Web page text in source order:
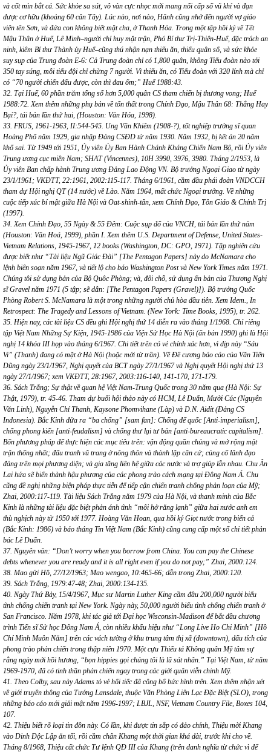
và cốt mìn bắt cá. Sức khỏe sa sút, vô vàn cực nhọc mới mang nổi cấp số vũ khí và đạn
dược cơ hữu (khoảng 60 cân Tây). Lúc nào, nơi nào, Hãnh cũng nhớ đến người vợ giáo
viên tên Sơn, và đứa con không biết mặt cha, ở Thanh Hóa. Trong một tập hồi ký về Tết
Mậu Thân ở Huế, Lê Minh–người chỉ huy mặt trận, Phó Bí thư Trị-Thiên-Huế, đặc trách an
ninh, kiêm Bí thư Thành ủy Huế–cũng thú nhận nạn thiếu ăn, thiếu quân số, và sức khỏe
suy sụp của Trung đoàn E-6: Cả Trung đoàn chỉ có 1,800 quân, không Tiểu đoàn nào tới
350 tay súng, mỗi tiểu đội chỉ chừng 7 người. Vì thiếu ăn, có Tiểu đoàn với 320 lính mà chỉ
có “70 người chiến đấu được, còn thì đau ốm;” Huế 1988:43.
32. Tại Huế, 60 phần trăm tổng số hơn 5,000 quân CS tham chiến bị thương vong; Huế
1988:72. Xem thêm những phụ bản về tổn thất trong Chính Đạo, Mậu Thân 68: Thắng Hay
Bại?, tái bản lần thứ hai, (Houston: Văn Hóa, 1998).
33. FRUS, 1961-1963, II:544-545. Ung Văn Khiêm (1908-?), tốt nghiệp trường sĩ quan
Hoàng Phố năm 1929, gia nhập Đảng CSĐD từ năm 1930. Năm 1932, bị kết án 20 năm
khổ sai. Từ 1949 tới 1951, Ủy viên Ủy Ban Hành Chánh Kháng Chiến Nam Bộ, rồi Ủy viên
Trung ương cục miền Nam; SHAT (Vincennes), 10H 3990, 3976, 3980. Tháng 2/1953, là
Ủy viên Ban chấp hành Trung ương Đảng Lao Động VN. Bộ trưởng Ngoại Giao từ ngày
23/1/1961; VKĐTT, 22:1961, 2002:115-117. Tháng 6/1961, cầm đầu phái đoàn VNDCCH
tham dự Hội nghị QT (14 nước) về Lào. Năm 1964, mất chức Ngoại trưởng. Về những
cuộc tiếp xúc bí mật giữa Hà Nội và Oat-shinh-tân, xem Chính Đạo, Tôn Giáo & Chính Trị
(1997).
34. Xem Chính Đạo, 55 Ngày & 55 Đêm: Cuộc sụp đổ của VNCH, tái bản lần thứ năm
(Houston: Văn Hoá, 1999), phần I. Xem thêm U.S. Department of Defense, United States-
Vietnam Relations, 1945-1967, 12 books (Washington, DC: GPO, 1971). Tập nghiên cứu
được biết như “Tài liệu Ngũ Giác Đài” [The Pentagon Papers] này do McNamara cho
lệnh biên soạn năm 1967, và tiết lộ cho báo Washington Post và New York Times năm 1971.
Chúng tôi sử dụng bản của Bộ Quôc Phòng; và, đôi chỗ, sử dụng ấn bản của Thương Nghị
sĩ Gravel năm 1971 (5 tập; sẽ dẫn: [The Pentagon Papers (Gravel)]). Bộ trưởng Quốc
Phòng Robert S. McNamara là một trong những người chủ hòa đầu tiên. Xem Idem., In
Retrospect: The Tragedy and Lessons of Vietnam. (New York: Time Books, 1995), tr. 262.
35. Hiện nay, các tài liệu CS đều ghi Hội nghị thứ 14 diễn ra vào tháng 1/1968. Chỉ riêng
tập Việt Nam Những Sự Kiện, 1945-1986 của Viện Sử Học Hà Nội (ấn bản 1990) ghi là Hội
nghị 14 khóa III họp vào tháng 6/1967. Chi tiết trên có vẻ chính xác hơn, vì dịp này “Sáu
Vi” (Thanh) đang có mặt ở Hà Nội (hoặc mới từ trần). Về Đề cương báo cáo của Văn Tiến
Dũng ngày 23/1/1967, Nghị quyết của BCT ngày 27/1/1967 và Nghị quyết Hội nghị thứ 13
ngày 27/1/1967; xem VKĐTT, 28:1967, 2003:116-140, 141-170, 171-179.
36. Sách Trắng; Sự thật về quan hệ Việt Nam-Trung Quốc trong 30 năm qua (Hà Nội: Sự
Thật, 1979), tr. 45-46. Tham dự buổi hội thảo này có HCM, Lê Duẩn, Mười Cúc (Nguyễn
Văn Linh), Nguyễn Chí Thanh, Kaysone Phomvihane (Làp) và D.N. Aidit (Đảng CS
Indonesia). Bắc Kinh đửa ra “ba chống” [sam fan]: Chống đế quốc [Anti-imperialism],
chống phong kiến [anti-feudalism] và chống thư lại tư bản [anti-bureaucratic capitalism].
Bốn phương pháp để thực hiện các mục tiêu trên: vận động quần chúng và mở rộng mặt
trận thống nhất; đấu tranh vũ trang ở nông thôn và thành lập căn cứ; củng cố lãnh đạo
đảng trên mọi phương diện; và gia tăng liên hệ giữa các nước và trợ giúp lẫn nhau. Chu Ân
Lai hứa sẽ biến thành hậu phương của các phong trào cách mạng tại Đông Nam Á. Chu
cũng đề nghị những biện pháp thực tiễn để tiếp cận chiến tranh chống phản loạn của Mỹ;
Zhai, 2000:117-119. Tài liệu Sách Trắng năm 1979 của Hà Nội, và thanh minh của Bắc
Kinh là những tài liệu đặc biệt phản ánh tình “môi hở răng lạnh” giữa hai nước anh em
thù nghịch này từ 1950 tới 1977. Hoàng Văn Hoan, qua hồi ký Giọt nước trong biển cả
(Bắc Kinh: 1986) và báo tháng Tin Việt Nam (Bắc Kinh) cũng cung cấp một số chi tiết phản
bác Lê Duẩn.
37. Nguyên văn: “Don’t worry when you borrow from China. You can pay the Chinese
debts whenever you are ready and it is all right even if you do not pay;” Zhai, 2000:124.
38. Mao gửi Hồ, 27/12/1963; Mao wengao, 10:465-66; dẫn trong Zhai, 2000:120.
39. Sách Trắng, 1979:47-48; Zhai, 2000:134-135.
40. Ngày Thứ Bảy, 15/4/1967, Mục sư Martin Luther King cầm đầu 200,000 người biểu
tình chống chiến tranh tại New York. Ngày này, 50,000 người biểu tình chống chiến tranh ở
San Francisco. Năm 1978, khi tác giả tới Đại học Wisconsin-Madison để bắt đầu chương
trình Tiến sĩ Sử học Đông Nam Á, còn nhiều khẩu hiệu như “Long Live Ho Chi Minh” [Hồ
Chí Minh Muôn Năm] trên các vách tường ở khu trung tâm thị xã (downtown), dấu tích của
phong trào phản chiến trong thập niên 1970. Một cựu Thiếu tá Không quân Mỹ tâm sự
rằng ngày mới hồi hương, “bọn hippies gọi chúng tôi là lũ sát nhân.” Tại Việt Nam, từ năm
1969-1970, đã có tinh thần phản chiến ngay trong các giới quân viễn chinh Mỹ.
41. Theo Colby, sau này Adams tỏ vẻ hối tiếc đã công bố bức hình trên. Xem thêm nhận xét
về giới truyền thông của Tướng Lansdale, thuộc Văn Phòng Liên Lạc Đặc Biệt (SLO), trong
những báo cáo mới giải mật năm 1996-1997; LBJL, NSF, Vietnam Country File, Boxes 104,
107.
42. Thiệu biết rõ loại tin đồn này. Có lần, khi được tin sắp có đảo chính, Thiệu mời Khang
vào Dinh Độc Lập ăn tối, rồi cầm chân Khang một thời gian khá dài, trước khi cho về.
Tháng 8/1968, Thiệu cất chức Tư lệnh QĐ III của Khang (trên danh nghĩa từ chức vì để